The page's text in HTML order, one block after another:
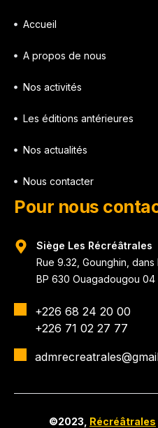
Accueil
A propos de nous
Nos activités
Les éditions antérieures
Nos actualités
Nous contacter
Pour nous
Siège Les Récréâtrales
Rue 9.32, Gounghin,
BP 630 Ouagadougou 04
+226 68 24 20 00
+226 71 02 27 77
©2023, Récréâtrales